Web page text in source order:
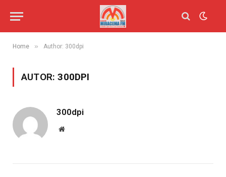
Home » Author: 300dpi
AUTOR:300DPI
300dpi
Website